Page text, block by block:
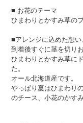
■ お花のテーマ
ひまわりとかすみ草の
■アレンジに込めた想
到着後すぐに茎を切り
ひまわりとかすみ草に
た。
オール北海道産です。
やっぱり夏はひまわり
のチース、小花のかす